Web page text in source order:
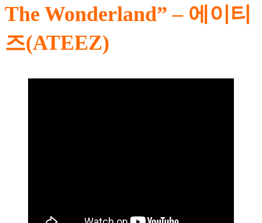
The Wonderland” – 에이티
즈(ATEEZ)